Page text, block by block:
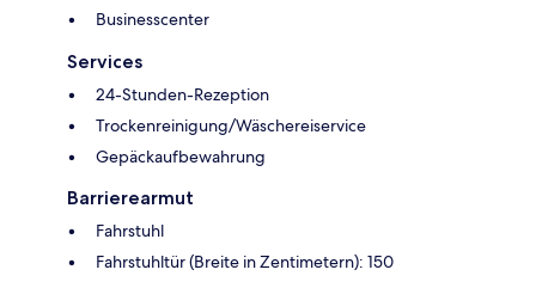
Businesscenter
Services
24-Stunden-Rezeption
Trockenreinigung/Wäschereiservice
Gepäckaufbewahrung
Barrierearmut
Fahrstuhl
Fahrstuhltür (Breite in Zentimetern): 150